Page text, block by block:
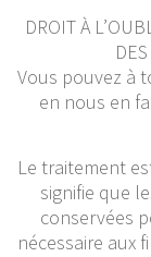
DROIT À
Vous pouvez à
en nous en
Le traitement
signifie que
conservées
nécessaire aux